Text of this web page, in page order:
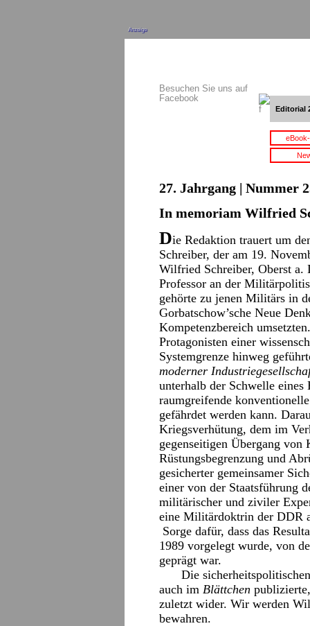
Anzeige
Besuchen Sie uns auf
Facebook
Editorial
27. Jahrgang | Nummer
In memoriam Wilfried
Die Redaktion trauert um
Schreiber, der am 19.
Wilfried Schreiber, Oberst
Professor an der
gehörte zu jenen Militärs in
Gorbatschow’sche Neue
Kompetenzbereich
Protagonisten einer
Systemgrenze hinweg
moderner
unterhalb der Schwelle
raumgreifende
gefährdet werden kann.
Kriegsverhütung, dem im
gegenseitigen Übergang
Rüstungsbegrenzung und
gesicherter gemeinsamer
einer von der Staatsführung
militärischer und ziviler
eine Militärdoktrin der DDR
Sorge dafür, dass das
1989 vorgelegt wurde, von
geprägt war.
Die
auch im Blättchen
zuletzt wider. Wir werden
bewahren.